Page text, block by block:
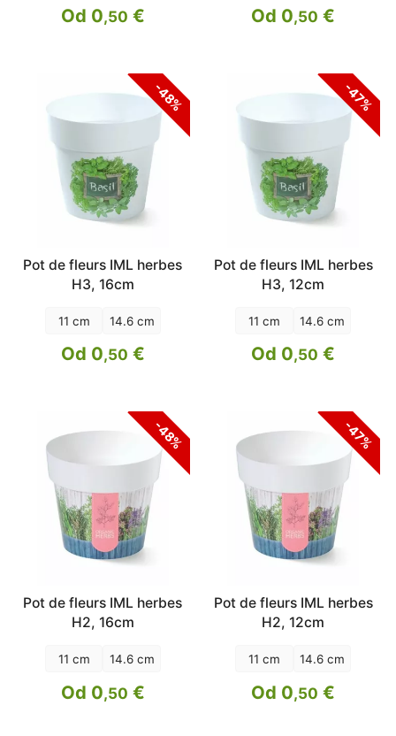
Od 0,50 € Od 0,50 €
-48%
Pot de fleurs IML herbes
H3, 16cm
11 cm 14.6 cm
Od 0,50 €
-47%
Pot de fleurs IML herbes
H3, 12cm
11 cm 14.6 cm
Od 0,50 €
-48%
Pot de fleurs IML herbes
H2, 16cm
11 cm 14.6 cm
Od 0,50 €
-47%
Pot de fleurs IML herbes
H2, 12cm
11 cm 14.6 cm
Od 0,50 €